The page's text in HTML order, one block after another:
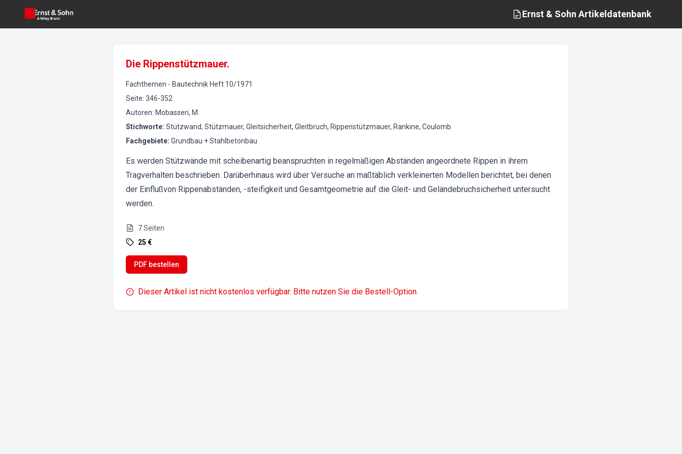
Ernst & Sohn Artikeldatenbank
Die Rippenstützmauer.
Fachthemen - Bautechnik Heft 10/1971
Seite: 346-352
Autoren: Mobasseri, M.
Stichworte: Stützwand, Stützmauer, Gleitsicherheit, Gleitbruch, Rippenstützmauer, Rankine, Coulomb
Fachgebiete: Grundbau + Stahlbetonbau
Es werden Stützwände mit scheibenartig beanspruchten in regelmäßigen Abständen angeordnete Rippen in ihrem
Tragverhalten beschrieben. Darüberhinaus wird über Versuche an maßtäblich verkleinerten Modellen berichtet, bei denen
der Einflußvon Rippenabständen, -steifigkeit und Gesamtgeometrie auf die Gleit- und Geländebruchsicherheit untersucht
werden.
7Seiten
25 €
PDF bestellen
Dieser Artikel ist nicht kostenlos verfügbar. Bitte nutzen Sie die Bestell-Option.